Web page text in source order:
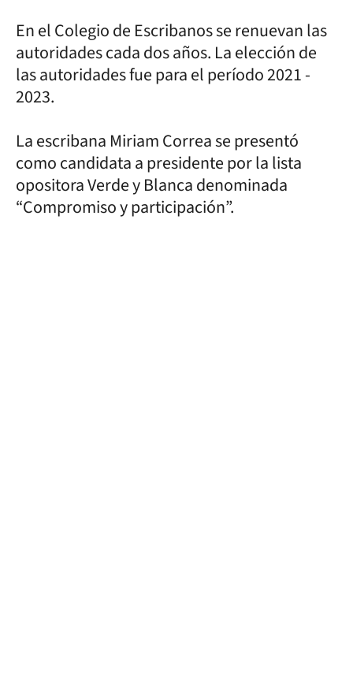
En el Colegio de Escribanos se renuevan las
autoridades cada dos años. La elección de
las autoridades fue para el período 2021 -
2023.
La escribana Miriam Correa se presentó
como candidata a presidente por la lista
opositora Verde y Blanca denominada
“Compromiso y participación”.